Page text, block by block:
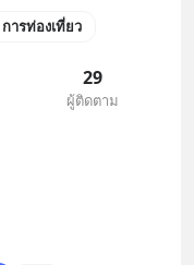
การท่องเที่ยว
29
ผู้ติดตาม